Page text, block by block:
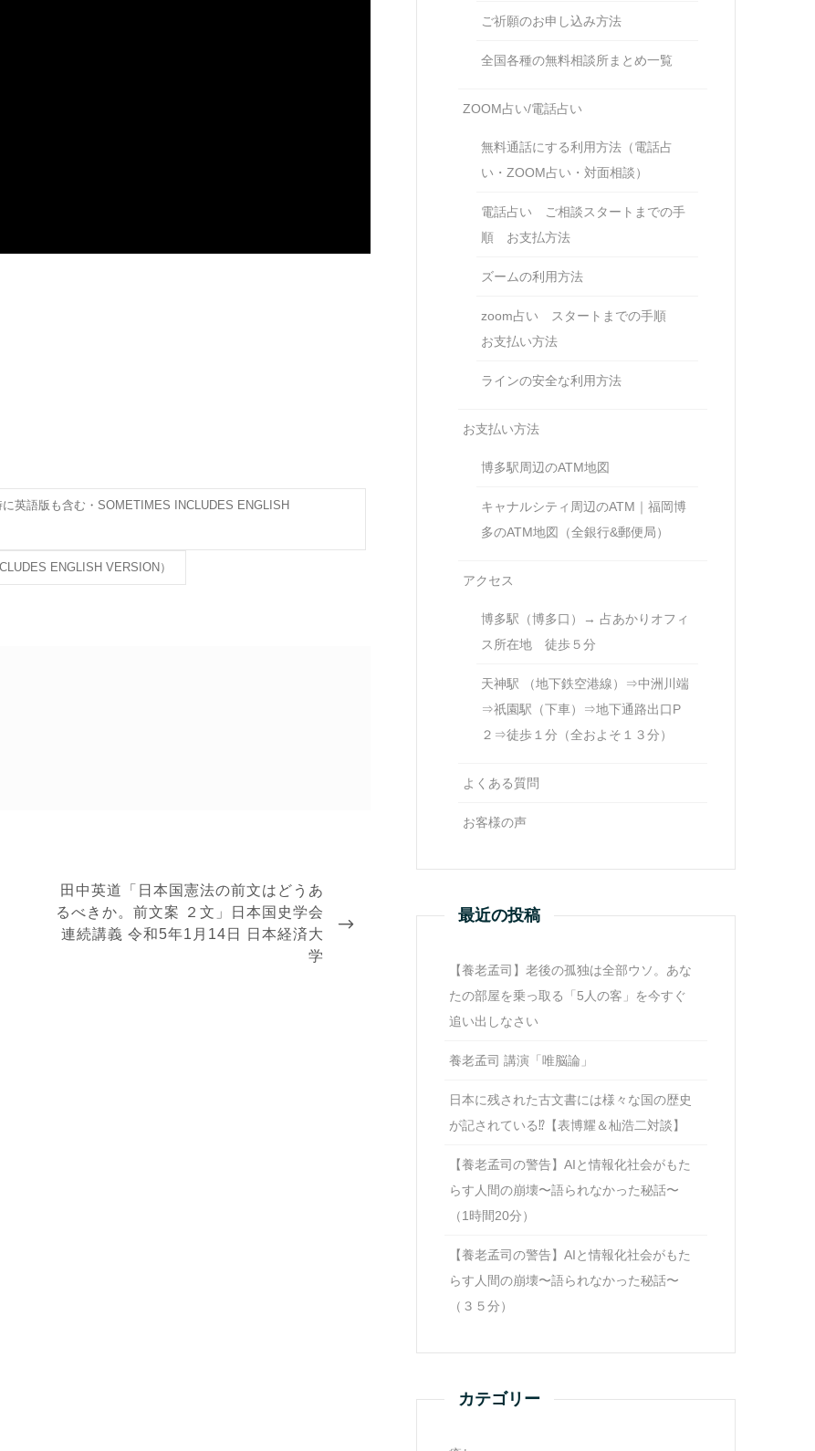
英語版も含む・SOMETIMES INCLUDES ENGLISH
ENGLISH VERSION）
NEXT
POST
田中英道「日本国憲法の前文はどうあ
るべきか。前文案 ２文」日本国史学会
連続講義 令和5年1月14日 日本経済大
学
ご祈願のお申し込み方法
全国各種の無料相談所まとめ一覧
ZOOM占い/電話占い
無料通話にする利用方法（電話占
い・ZOOM占い・対面相談）
電話占い ご相談スタートまでの手
順 お支払方法
ズームの利用方法
zoom占い スタートまでの手順
お支払い方法
ラインの安全な利用方法
お支払い方法
博多駅周辺のATM地図
キャナルシティ周辺のATM｜福岡博
多のATM地図（全銀行&郵便局）
アクセス
博多駅（博多口）→ 占あかりオフィ
ス所在地 徒歩５分
天神駅 （地下鉄空港線）⇒中洲川端
⇒祇園駅（下車）⇒地下通路出口P
２⇒徒歩１分（全およそ１３分）
よくある質問
お客様の声
最近の投稿
【養老孟司】老後の孤独は全部ウソ。あな
たの部屋を乗っ取る「5人の客」を今すぐ
追い出しなさい
養老孟司 講演「唯脳論」
日本に残された古文書には様々な国の歴史
が記されている⁉【表博耀＆杣浩二対談】
【養老孟司の警告】AIと情報化社会がもた
らす人間の崩壊〜語られなかった秘話〜
（1時間20分）
【養老孟司の警告】AIと情報化社会がもた
らす人間の崩壊〜語られなかった秘話〜
（３５分）
カテゴリー